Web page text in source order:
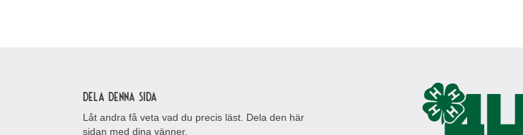
Dela denna sida
Låt andra få veta vad du precis läst. Dela den här
sidan med dina vänner.